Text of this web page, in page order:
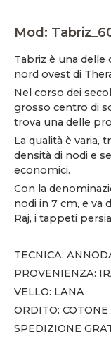
Mod:
Tabriz è una delle
nord ovest di
Nel corso dei
grosso centro di
trova una delle
La qualità è varia,
densità di nodi e
economici.
Con la
nodi in 7 cm, e va
Raj, i tappeti
TECNICA:
PROVENIENZA:
VELLO: LANA
ORDITO: COTONE
SPEDIZIONE